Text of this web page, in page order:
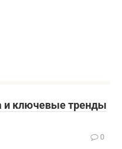
и ключевые тренды
0